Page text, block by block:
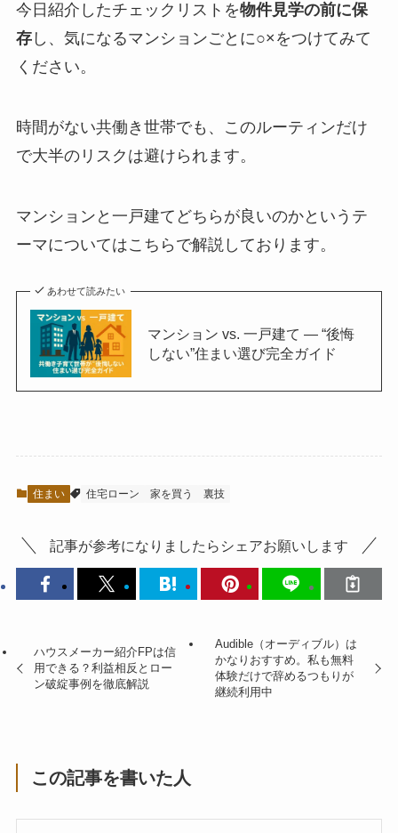
今日紹介したチェックリストを物件見学の前に保
存し、気になるマンションごとに○×をつけてみて
ください。
時間がない共働き世帯でも、このルーティンだけ
で大半のリスクは避けられます。
マンションと一戸建てどちらが良いのかというテ
ーマについてはこちらで解説しております。
あわせて読みたい
マンション vs. 一戸建て ― “後悔
しない”住まい選び完全ガイド
住まい 住宅ローン 家を買う 裏技
記事が参考になりましたらシェアお願いします
ハウスメーカー紹介FPは信
用できる？利益相反とロー
ン破綻事例を徹底解説
Audible（オーディブル）は
かなりおすすめ。私も無料
体験だけで辞めるつもりが
継続利用中
この記事を書いた人